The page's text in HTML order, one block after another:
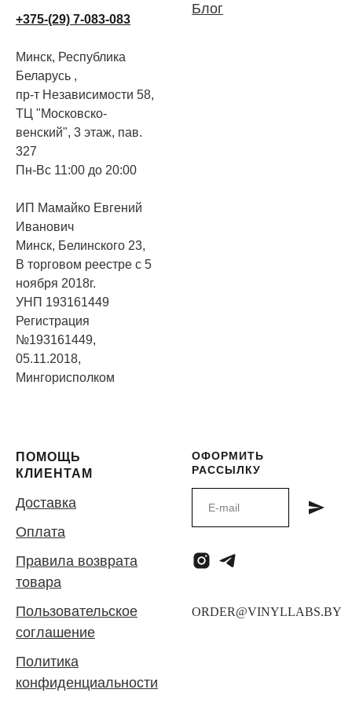
+375-(29) 7-083-083
Минск, Республика
Беларусь ,
пр-т Независимости 58,
ТЦ "Московско-
венский", 3 этаж, пав.
327
Пн-Вс 11:00 до 20:00
ИП Мамайко Евгений
Иванович
Минск, Белинского 23,
В торговом реестре с 5
ноября 2018г.
УНП 193161449
Регистрация
№193161449,
05.11.2018,
Мингорисполком
Блог
ПОМОЩЬ
КЛИЕНТАМ
Доставка
Оплата
Правила возврата
товара
Пользовательское
соглашение
Политика
конфиденциальности
ОФОРМИТЬ
РАССЫЛКУ